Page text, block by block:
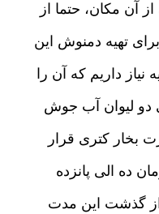
آن مکان، حتما از
برای تهیه دمنوش این
نیاز داریم که آن را
دو لیوان آب جوش
بخار کتری قرار
ده الی پانزده
گذشت این مدت